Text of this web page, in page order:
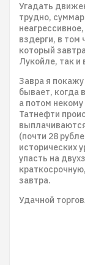
Угадать
трудно,
вздерги, в том
который
Лукойле, так и
Завра я
бывает, когда
а потом
Татнефти
(почти 28
исторических
упасть на
завтра.
Удачной